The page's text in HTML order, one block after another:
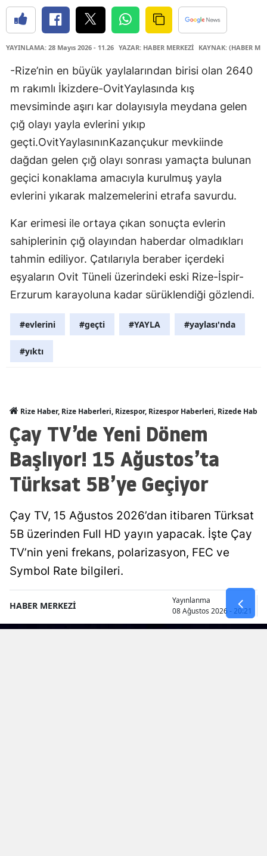
YAYINLAMA: 28 Mayıs 2026 - 11.26 YAZAR: HABER MERKEZİ KAYNAK: (HABER
-Rize’nin en büyük yaylalarından birisi olan 2640
m rakımlı İkizdere-OvitYaylasında kış
mevsiminde aşırı kar dolayısıyla meydana gelen
çığ olayı yayla evlerini yıkıp
geçti.OvitYaylasınınKazançukur mevkiinde
dağdan gelen çığ olayı sonrası yamaçta bulunan
geçici konaklama amacıyla kurulmuş yayla
evlerini yıkarak malzemelerini etrafa savurdu.
Kar erimesi ile ortaya çıkan sonuçta evlerin
sahiplerinin çığ olayından haberdar olmadıkları
tahmin ediliyor. Çatılarıyla beraber içerdeki
eşyaların Ovit Tüneli üzerindeki eski Rize-İspir-
Erzurum karayoluna kadar sürüklendiği gözlendi.
#evlerini #geçti #YAYLA #yaylası'nda
#yıktı
Rize Haber, Rize Haberleri, Rizespor, Rizespor Haberleri, Rizede
Çay TV’de Yeni Dönem
Başlıyor! 15 Ağustos’ta
Türksat 5B’ye Geçiyor
Çay TV, 15 Ağustos 2026’dan itibaren Türksat
5B üzerinden Full HD yayın yapacak. İşte Çay
TV’nin yeni frekans, polarizasyon, FEC ve
Symbol Rate bilgileri.
HABER MERKEZİ
Yayınlanma
08 Ağustos 2026 - 20:21